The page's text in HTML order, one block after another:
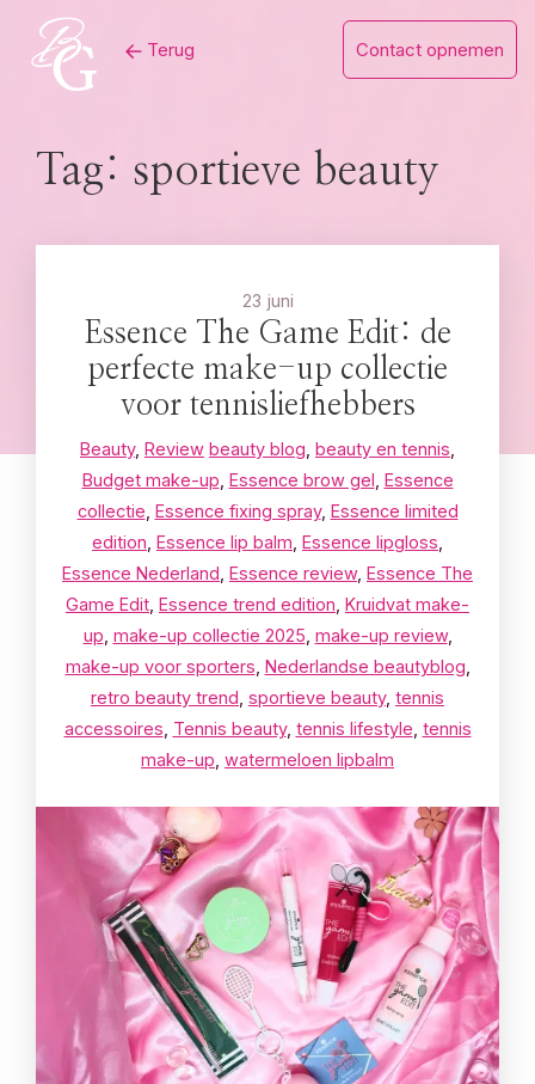
content
Terug Contact opnemen
Tag: sportieve beauty
23 juni
Essence The Game Edit: de
perfecte make-up collectie
voor tennisliefhebbers
Beauty, Review beauty blog beauty en tennis
Budget make-up Essence brow gel Essence
collectie Essence fixing spray, Essence limited
edition Essence lip balm Essence lipgloss
Essence Nederland Essence review, Essence The
Game Edit Essence trend edition Kruidvat make-
up make-up collectie 2025 make-up review,
make-up voor sporters Nederlandse beautyblog
retro beauty trend sportieve beauty, tennis
accessoires Tennis beauty, tennis lifestyle tennis
make-up watermeloen lipbalm